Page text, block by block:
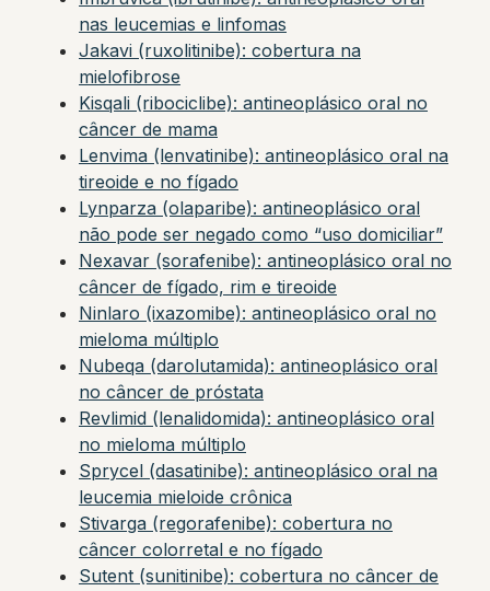
nas leucemias e linfomas
Jakavi (ruxolitinibe): cobertura na
mielofibrose
Kisqali (ribociclibe): antineoplásico oral no
câncer de mama
Lenvima (lenvatinibe): antineoplásico oral na
tireoide e no fígado
Lynparza (olaparibe): antineoplásico oral
não pode ser negado como “uso domiciliar”
Nexavar (sorafenibe): antineoplásico oral no
câncer de fígado, rim e tireoide
Ninlaro (ixazomibe): antineoplásico oral no
mieloma múltiplo
Nubeqa (darolutamida): antineoplásico oral
no câncer de próstata
Revlimid (lenalidomida): antineoplásico oral
no mieloma múltiplo
Sprycel (dasatinibe): antineoplásico oral na
leucemia mieloide crônica
Stivarga (regorafenibe): cobertura no
câncer colorretal e no fígado
Sutent (sunitinibe): cobertura no câncer de